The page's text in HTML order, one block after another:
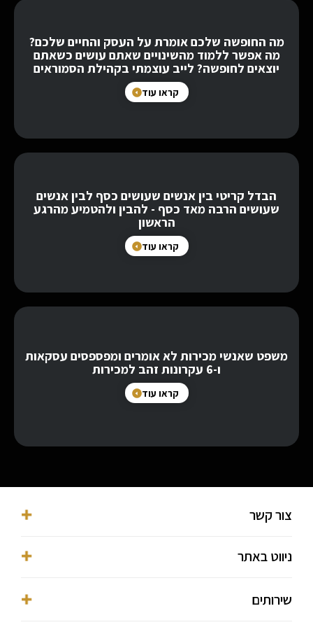
מה החופשה שלכם אומרת על העסק והחיים שלכם?
מה אפשר ללמוד מהשינויים שאתם עושים כשאתם
יוצאים לחופשה? לייב עוצמתי בקהילת הסמוראים
קראו עוד
הבדל קריטי בין אנשים שעושים כסף לבין אנשים
שעושים הרבה מאד כסף - להבין ולהטמיע מהרגע
הראשון
קראו עוד
משפט שאנשי מכירות לא אומרים ומפספסים עסקאות
ו-6 עקרונות זהב למכירות
קראו עוד
צור קשר
053-3016038⁩
מגדלי בסר, פתח תקווה, מגדל Y, השחם 3
ניווט באתר
דף הבית
שירותים